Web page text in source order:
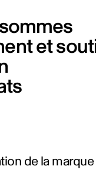
et
de la marque